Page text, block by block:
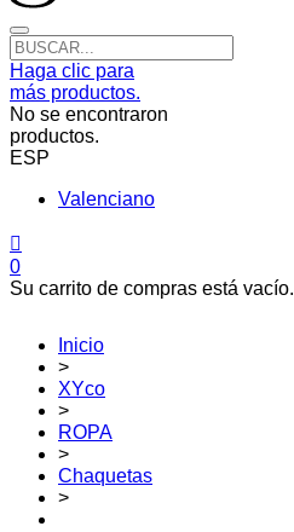
Haga clic para
más productos.
No se encontraron
productos.
ESP
Valenciano
0
Su carrito de compras está vacío.
Inicio
>
XYco
>
ROPA
>
Chaquetas
>